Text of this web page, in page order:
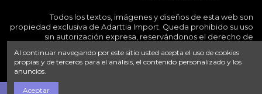
Todos los textos, imágenes y diseños de esta web son
propiedad exclusiva de Adarttia Import. Queda prohibido su uso
sin autorización expresa, reservándonos el derecho de
Al continuar navegando por este sitio usted acepta el uso de cookies
propias y de terceros para el análisis, el contenido personalizado y los
anuncios.
Aceptar